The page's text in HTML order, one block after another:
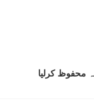
محفوظ کرلیا